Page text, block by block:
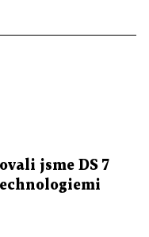
jsme DS 7